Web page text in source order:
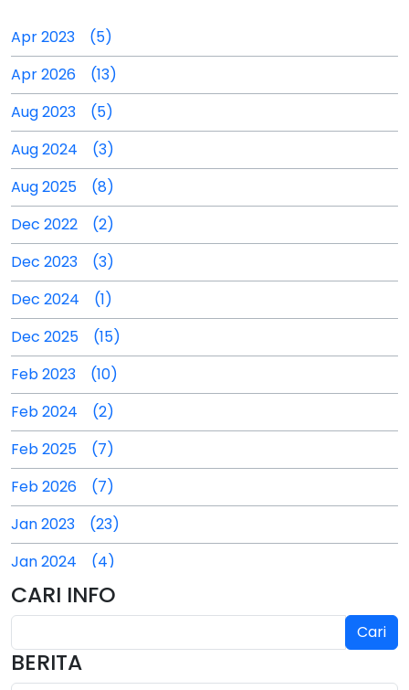
Apr 2023 (5)
Apr 2026 (13)
Aug 2023 (5)
Aug 2024 (3)
Aug 2025 (8)
Dec 2022 (2)
Dec 2023 (3)
Dec 2024 (1)
Dec 2025 (15)
Feb 2023 (10)
Feb 2024 (2)
Feb 2025 (7)
Feb 2026 (7)
Jan 2023 (23)
Jan 2024 (4)
Jan 2025 (4)
Jul 2025 (3)
CARI INFO
Cari
BERITA